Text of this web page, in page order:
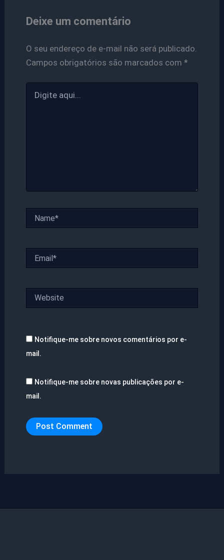
Deixe um comentário
O seu endereço de e-mail não será publicado.
Campos obrigatórios são marcados com *
aqui...
Notifique-me sobre novos comentários por e-
mail.
Notifique-me sobre novas publicações por e-
mail.